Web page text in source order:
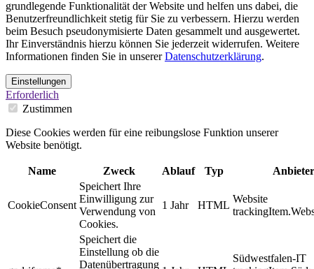
grundlegende Funktionalität der Website und helfen uns dabei, die
Benutzerfreundlichkeit stetig für Sie zu verbessern. Hierzu werden
beim Besuch pseudonymisierte Daten gesammelt und ausgewertet.
Ihr Einverständnis hierzu können Sie jederzeit widerrufen. Weitere
Informationen finden Sie in unsererDatenschutzerklärung.
Einstellungen
Erforderlich
Zustimmen
Diese Cookies werden für eine reibungslose Funktion unserer
Website benötigt.
Name Zweck Ablauf Typ Anbieter
CookieConsent
Speichert Ihre
Einwilligung zur
Verwendung von
Cookies.
1 Jahr HTML
Website
Speichert die
Einstellung ob die
Datenübertragung
Südwestfalen-IT